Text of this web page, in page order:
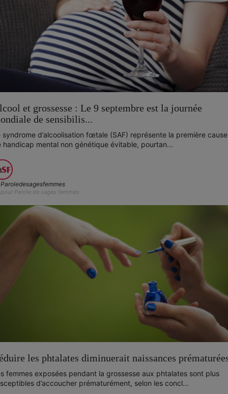
et grossesse : Le 9 septembre est la journée
de sensibilis...
syndrome d’alcoolisation fœtale (SAF) représente la première cause
handicap mental non génétique évitable, pourtan...
Paroledesagesfemmes
pour Parole de sages femmes
les phtalates diminuerait naissances
femmes exposées pendant la grossesse aux phtalates sont plus
d’accoucher prématurément, selon les concl...